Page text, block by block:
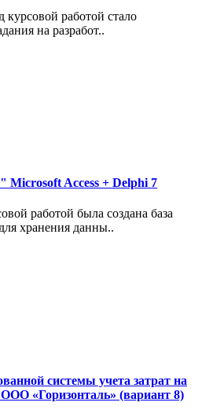
работой стало
на разработ..
Access + Delphi 7
работой была создана база
хранения данны..
системы учета затрат на
ООО «Горизонталь» (вариант 8)